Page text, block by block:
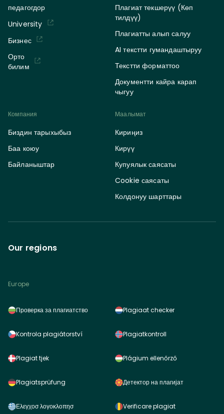
педагогдор
University
Бизнес
Орто
билим
Плагиат текшерүү (Көп
тилдүү)
Плагиатты алып салуу
AI текстти гумандаштыруу
Текстти форматтоо
Документти кайра карап
чыгуу
Компания
Биздин тарыхыбыз
Баа коюу
Байланыштар
Маалымат
Кириңиз
Кирүү
Купуялык саясаты
Cookie саясаты
Колдонуу шарттары
Our regions
Europe
Проверка за плагиатство
Kontrola plagiátorství
Plagiat tjek
Plagiatsprüfung
Ελεγχοσ λογοκλοπησ
Plagiaat checker
Plagiatkontroll
Plágium ellenőrző
Детектор на плагијат
Verificare plagiat